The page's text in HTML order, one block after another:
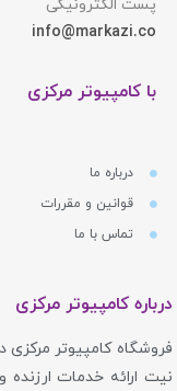
پست الکترونیکی
info@markazi.co
با کامپیوتر مرکزی
درباره ما
قوانین و مقررات
تماس با ما
درباره کامپیوتر مرکزی
نیت ارائه خدمات